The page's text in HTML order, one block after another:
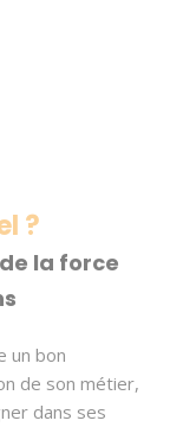
?
la force
un bon
de son métier,
dans ses